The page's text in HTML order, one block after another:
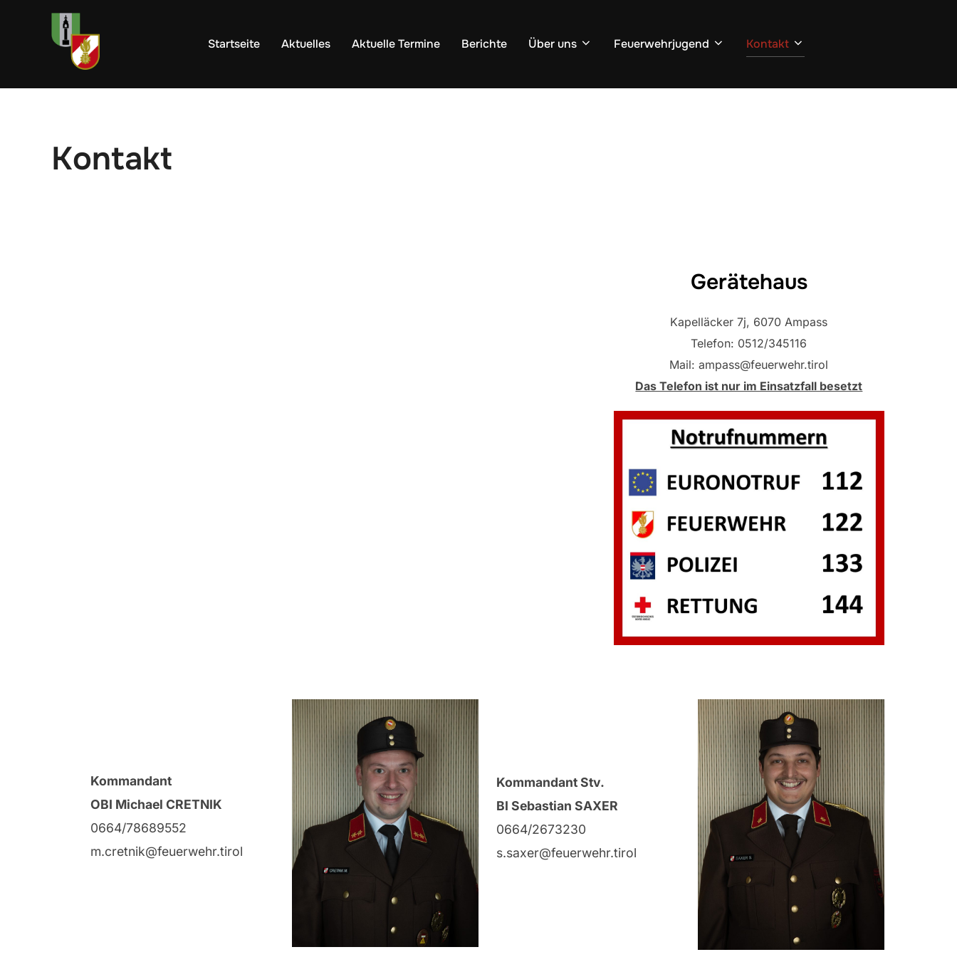
Startseite Aktuelles Aktuelle Termine Berichte Über uns Feuerwehrjugend Kontakt
Kontakt
Gerätehaus
Kapelläcker 7j, 6070 Ampass
Telefon: 0512/345116
Mail: ampass@feuerwehr.tirol
Das Telefon ist nur im Einsatzfall besetzt
Kommandant
OBI Michael CRETNIK
0664/78689552
m.cretnik@feuerwehr.tirol
Kommandant Stv.
BI Sebastian SAXER
0664/2673230
s.saxer@feuerwehr.tirol